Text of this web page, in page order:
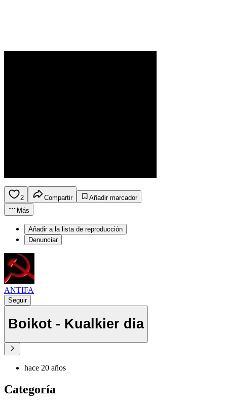
2 Compartir
Añadir marcador
Más
Añadir a la lista de reproducción
Denunciar
ANTIFA
Seguir
Boikot - Kualkier dia
hace 20 años
Categoría